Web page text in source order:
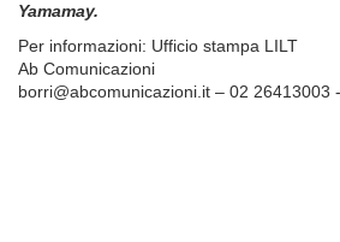
Yamamay.
Per informazioni: Ufficio stampa LILT
Ab Comunicazioni
borri@abcomunicazioni.it – 02 26413003